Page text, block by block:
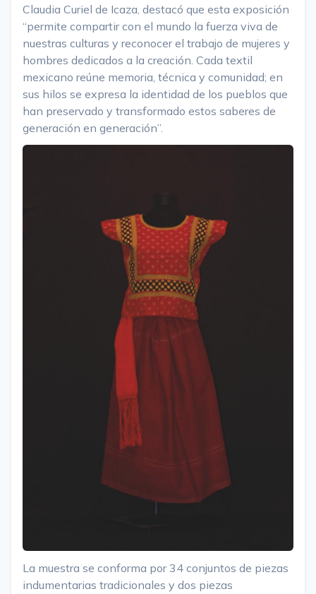
Claudia Curiel de Icaza, destacó que esta exposición
“permite compartir con el mundo la fuerza viva de
nuestras culturas y reconocer el trabajo de mujeres y
hombres dedicados a la creación. Cada textil
mexicano reúne memoria, técnica y comunidad; en
sus hilos se expresa la identidad de los pueblos que
han preservado y transformado estos saberes de
generación en generación”.
La muestra se conforma por 34 conjuntos de piezas
indumentarias tradicionales y dos piezas